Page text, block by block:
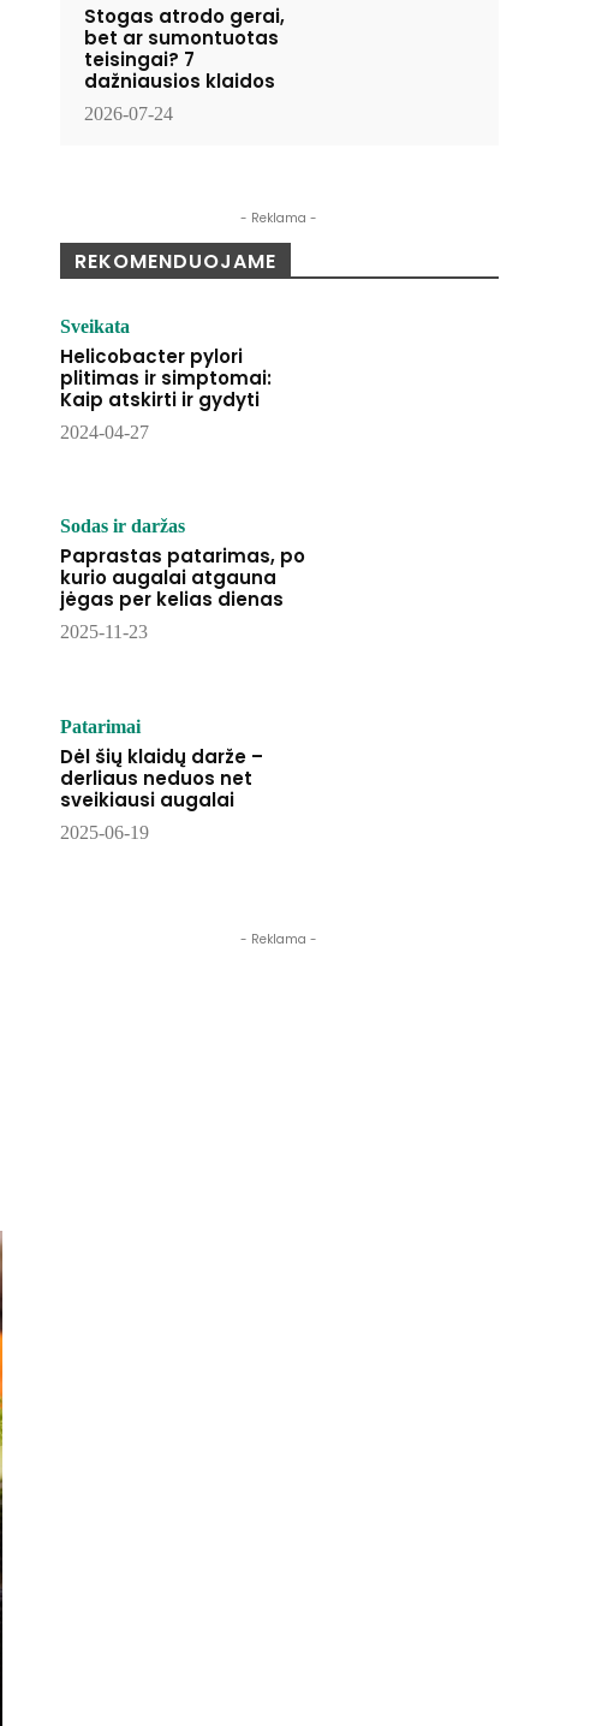
Stogas atrodo gerai,
bet ar sumontuotas
teisingai? 7
dažniausios klaidos
2026-07-24
- Reklama -
REKOMENDUOJAME
Sveikata
Helicobacter pylori
plitimas ir simptomai:
Kaip atskirti ir gydyti
2024-04-27
Sodas ir daržas
Paprastas patarimas, po
kurio augalai atgauna
jėgas per kelias dienas
2025-11-23
Patarimai
Dėl šių klaidų darže –
derliaus neduos net
sveikiausi augalai
2025-06-19
- Reklama -